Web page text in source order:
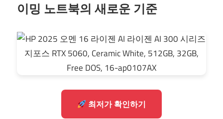
이밍 노트북의 새로운 기준
최저가 확인하기